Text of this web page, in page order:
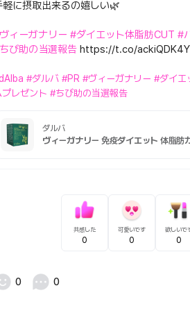
軽に摂取出来るの嬉しい🌿
ィーガナリー #ダイエット体脂肪CUT #
び助の当選報告 https://t.co/
#ダルバ #PR #ヴィーガナリー #ダイエ
プレゼント #ちび助の当選報告
ダルバ
ヴィーガナリー 免疫ダイエット
共感した
0
可愛いです
0
欲しいで
0
0 0